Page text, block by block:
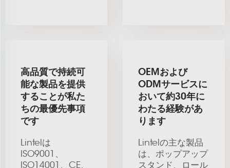
高品質で持続可
能な製品を提供
することが私た
ちの最優先事項
です
Lintelは
ISO9001、
ISO14001、CE、
OEMおよび
ODMサービスに
おいて約30年に
わたる経験があ
ります
Lintelの主な製品
は、ポップアップ
スタンド、ロール